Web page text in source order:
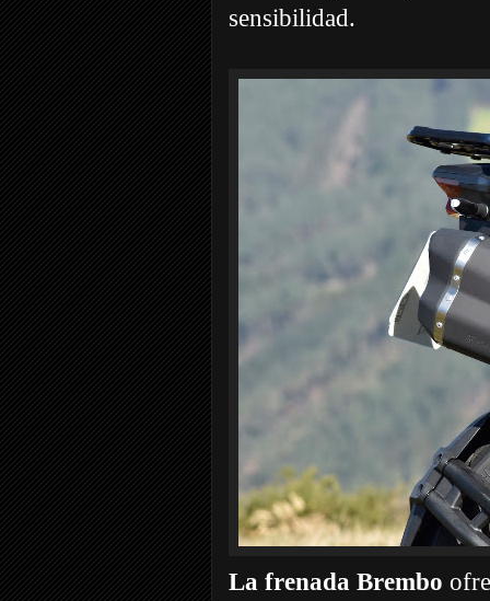
sensibilidad.
La frenada Brembo